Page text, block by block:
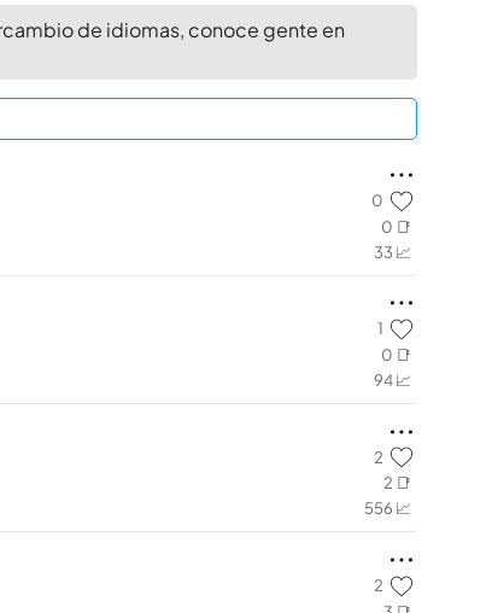
de idiomas, conoce gente en
0
0 📑
33 📈
1
0 📑
94 📈
2
2 📑
556 📈
2